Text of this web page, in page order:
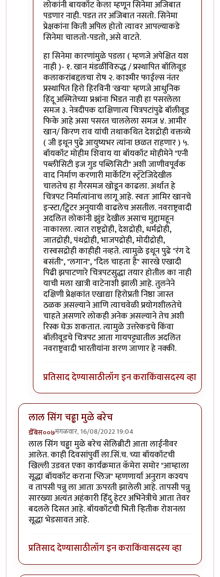
In reply toनै नै. जोरात सुरु आहे.byप्रा.डॉ.दिलीप बिरुटे
लोकांनी बायकॉट केला म्हणून सिनेमा अजिबात
पडणार नाही. पडत तर अजिबात नसतो. सिनेमा
प्रेक्षकांना किती अपिल होतो त्यावर आपल्याकडे
सिनेमा चालतो-पडतो, असे वाटते.
हा सिनेमा कारणांमुळे पडला ( म्हणजे अपेक्षित यश
नाही )- १. खान मंडळींविरुद्ध / प्रस्थापित बॉलिवूड
कलाकरांबद्दलचा रोष २. काश्मीर फाईल्स नंतर
प्रस्थापित हिरो हिरविनी 'खर्‍या' म्हणजे आधुनिक
हिंदू अस्मितेच्या प्रश्नांना भिडत नाही हा पसरलेला
समज ३. नेत्रदीपक दाक्षिणात्य चित्रपटांपुढे बॉलीवूड
फिके आहे असा पसरत चाललेला समज ४. आमीर
खान/ किरण राव यांची तथाकथित देशद्रोही वक्तव्ये
( जी इथून पुढे आयुष्यभर त्यांना छळत राहणार ) ५.
बॉयकॉट मोहीम शिवाय या बॉयकॉट मोहीमेने "एनी
पब्लीसिटी इज गुड पब्लिसिटी" अशी जाणीवपूर्वक
वाद निर्माण करणारी मार्केटिंग स्ट्रॅटेजिदेखील
चालतेच हा गैरसमज खोडून काढला. अर्थात हे
चित्रपट निर्मात्यांनाच लागू आहे. स्वतः आमिर खानचे
इन्स्टा/ट्विटर अनुयायी वाढलेच असतील. नवराष्ट्रवादी
अदलित लोकांनी झुंड देखील असाच मुद्दामहून
नाकारला. त्यात राष्ट्रद्रोही, देशद्रोही, धर्मद्रोही,
जातद्रोही, पंथद्रोही, भाजपद्रोही, मोदीद्रोही,
रास्वसद्रोही काहीही नव्हते. त्यामुळे इथून पुढे "रंग दे
बसंती", "लगान", "दिल चाहता है" सारखे एखादी
पिढी झपाटणारे चित्रपटसुद्धा तयार होतील का नाही
याची मला खात्री वाटेनाशी झाली आहे. तुलनेने
दक्षिणी प्रेक्षकांत एखाद्या हिरोप्रती निष्ठा जास्त
ठळक असल्याने आणि त्याचवेळी प्रयोगशीलतेचे
चाहते असणारे लोकही अनेक असल्याने तेच अशी
रिस्क घेऊ शकतात. त्यामुळे उत्तरेकडचे किंवा
बॉलीवूडचे चित्रपट आता गायपट्ट्यातील अदलित
नवराष्ट्रवादी भारतीयांना शरण जाणार हे नक्की.
प्रतिसाद देण्यासाठीलॉग इन कराकिंवासदस्य व्हा
लाल सिंग चढ्ढा मुळे बरेच
डँबिस००७मंगळवार, 16/08/2022 19:04
लाल सिंग चढ्ढा मुळे बरेच सेलिब्रीटी आता लाईनीवर
आलेत. काही दिवसांपुर्वी ला.सिं.च. च्या बॉयकॉटची
खिल्ली उडवत एका कार्यक्रमात कॅमेरा समोर "आम्हाला
सूद्धा बॉयकॉट कराना प्लिज" म्हणणार्या अनुराग कश्यप
व तापसी पन्नु ला आता ऊपरती झालेली आहे. तापसी पन्नु
सारख्या अत्यंत अहंकारी हिँंदु हेटर अभिनेत्रीचे आता तेवर
बदलले दिसत आहे. बॉयकॉटची भिती र्‍हितीक रोशनला
सूद्धा भेडसावत आहे.
प्रतिसाद देण्यासाठीलॉग इन कराकिंवासदस्य व्हा